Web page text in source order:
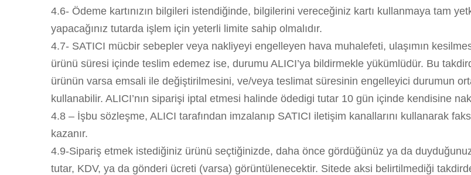
4.6- Ödeme kartınızın bilgileri istendiğinde, bilgilerini vereceğiniz kartı kullanmaya tam
yapacağınız tutarda işlem için yeterli limite sahip olmalıdır.
4.7- SATICI mücbir sebepler veya nakliyeyi engelleyen hava muhalefeti, ulaşımın
ürünü süresi içinde teslim edemez ise, durumu ALICI’ya bildirmekle yükümlüdür. Bu
ürünün varsa emsali ile değiştirilmesini, ve/veya teslimat süresinin engelleyici durumun
kullanabilir. ALICI’nın siparişi iptal etmesi halinde ödedigi tutar 10 gün içinde kendisine
4.8 – İşbu sözleşme, ALICI tarafından imzalanıp SATICI iletişim kanallarını kullanarak
kazanır.
4.9-Sipariş etmek istediğiniz ürünü seçtiğinizde, daha önce gördüğünüz ya da
tutar, KDV, ya da gönderi ücreti (varsa) görüntülenecektir. Sitede aksi belirtilmediği